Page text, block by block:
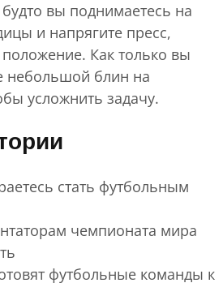
будто вы поднимаетесь на
и напрягите пресс,
Как только вы
небольшой блин на
усложнить задачу.
стать футбольным
чемпионата мира
футбольные команды к